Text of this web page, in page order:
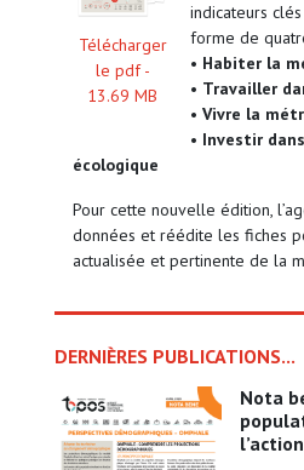
Télécharger
le pdf -
13.69 MB
indicateurs
forme de
• Habiter la
• Travailler
• Vivre la
• Investir
écologique
Pour cette nouvelle édition,
données et réédite les fiches
actualisée et pertinente de la
DERNIÈRES PUBLICATIONS...
nota bene "projeter la